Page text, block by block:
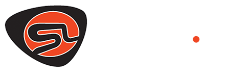
We use cookies to ensure that we provide you the best experience
on our website. By continuing to browse this website, you accept
that cookies are used to help us analyze how the website is used and
to offer you a better experience. To learn more or to find out how
you can disable cookies, you can access our